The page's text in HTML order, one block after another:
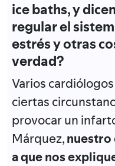
ice baths, y
regular el
estrés y otras
verdad?
Varios
ciertas
provocar un
Márquez,nuestro
a que nos